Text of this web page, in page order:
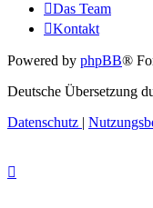
Das Team
Kontakt
Powered by phpBB®
Deutsche Übersetzung
Datenschutz |